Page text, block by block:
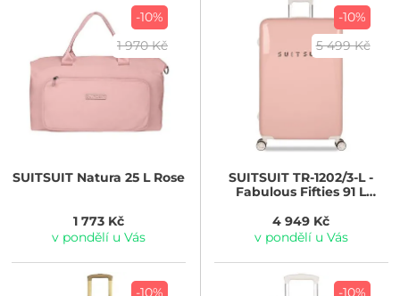
-10%
1 970 Kč
SUITSUIT Natura 25 L Rose
1 773 Kč
v pondělí u Vás
-10%
5 499 Kč
SUITSUIT TR-1202/3-L -
Fabulous Fifties 91 L
4 949 Kč
v pondělí u Vás